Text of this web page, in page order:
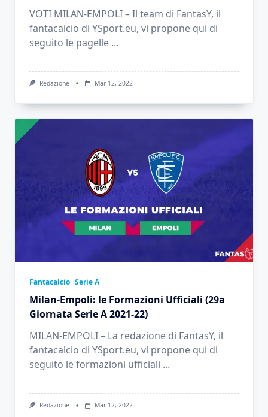
VOTI MILAN-EMPOLI – Il team di FantasY, il
fantacalcio di YSport.eu, vi propone qui di
seguito le pagelle ...
Redazione Mar 12, 2022
Fantacalcio Serie A
Milan-Empoli: le Formazioni Ufficiali (29a
Giornata Serie A 2021-22)
MILAN-EMPOLI – La redazione di FantasY, il
fantacalcio di YSport.eu, vi propone qui di
seguito le formazioni ufficiali ...
Redazione Mar 12, 2022